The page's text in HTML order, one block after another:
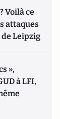
Voilà ce
attaques
Leipzig
»,
à LFI,